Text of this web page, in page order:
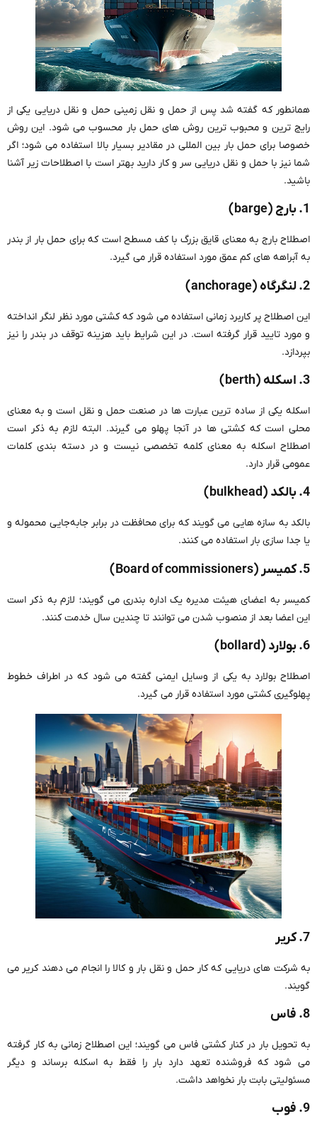
همانطور که گفته شد پس از حمل و نقل زمینی حمل و نقل دریایی یکی از
رایج ترین و محبوب ترین روش های حمل بار محسوب می شود. این روش
خصوصا برای حمل بار بین المللی در مقادیر بسیار بالا استفاده می شود؛ اگر
شما نیز با حمل و نقل دریایی سر و کار دارید بهتر است با اصطلاحات زیر آشنا
باشید.
1. بارج (barge)
اصطلاح بارج به معنای قایق بزرگ با کف مسطح است که برای حمل بار از بندر
به آبراهه های کم عمق مورد استفاده قرار می گیرد.
2. لنگرگاه (anchorage)
این اصطلاح پر کاربرد زمانی استفاده می شود که کشتی مورد نظر لنگر انداخته
و مورد تایید قرار گرفته است. در این شرایط باید هزینه توقف در بندر را نیز
بپردازد.
3. اسکله (berth)
اسکله یکی از ساده ترین عبارت ها در صنعت حمل و نقل است و به معنای
محلی است که کشتی ها در آنجا پهلو می گیرند. البته لازم به ذکر است
اصطلاح اسکله به معنای کلمه تخصصی نیست و در دسته بندی کلمات
عمومی قرار دارد.
4. بالکد (bulkhead)
بالکد به سازه هایی می گویند که برای محافظت در برابر جابه‌جایی محموله و
یا جدا سازی بار استفاده می کنند.
5. کمیسر (Board of commissioners)
کمیسر به اعضای هیئت مدیره یک اداره بندری می گویند؛ لازم به ذکر است
این اعضا بعد از منصوب شدن می توانند تا چندین سال خدمت کنند.
6. بولارد (bollard)
اصطلاح بولارد به یکی از وسایل ایمنی گفته می شود که در اطراف خطوط
پهلوگیری کشتی مورد استفاده قرار می گیرد.
7. کریر
به شرکت های دریایی که کار حمل و نقل بار و کالا را انجام می دهند کریر می
گویند.
8. فاس
به تحویل بار در کنار کشتی فاس می گویند؛ این اصطلاح زمانی به کار گرفته
می شود که فروشنده تعهد دارد بار را فقط به اسکله برساند و دیگر
مسئولیتی بابت بار نخواهد داشت.
9. فوب